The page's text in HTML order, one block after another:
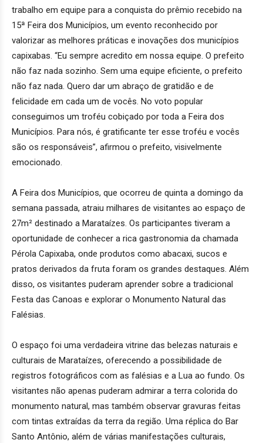
trabalho em equipe para a conquista do prêmio recebido na
15ª Feira dos Municípios, um evento reconhecido por
valorizar as melhores práticas e inovações dos municípios
capixabas. “Eu sempre acredito em nossa equipe. O prefeito
não faz nada sozinho. Sem uma equipe eficiente, o prefeito
não faz nada. Quero dar um abraço de gratidão e de
felicidade em cada um de vocês. No voto popular
conseguimos um troféu cobiçado por toda a Feira dos
Municípios. Para nós, é gratificante ter esse troféu e vocês
são os responsáveis”, afirmou o prefeito, visivelmente
emocionado.
A Feira dos Municípios, que ocorreu de quinta a domingo da
semana passada, atraiu milhares de visitantes ao espaço de
27m² destinado a Marataízes. Os participantes tiveram a
oportunidade de conhecer a rica gastronomia da chamada
Pérola Capixaba, onde produtos como abacaxi, sucos e
pratos derivados da fruta foram os grandes destaques. Além
disso, os visitantes puderam aprender sobre a tradicional
Festa das Canoas e explorar o Monumento Natural das
Falésias.
O espaço foi uma verdadeira vitrine das belezas naturais e
culturais de Marataízes, oferecendo a possibilidade de
registros fotográficos com as falésias e a Lua ao fundo. Os
visitantes não apenas puderam admirar a terra colorida do
monumento natural, mas também observar gravuras feitas
com tintas extraídas da terra da região. Uma réplica do Bar
Santo Antônio, além de várias manifestações culturais,